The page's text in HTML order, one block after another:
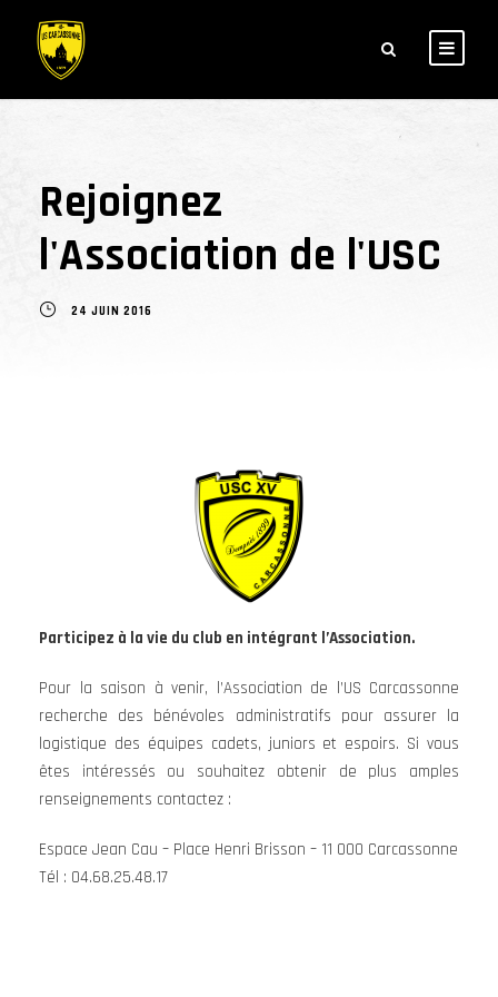
Rejoignez
l'Association de l'USC
24 JUIN 2016
Participez à la vie du club en intégrant l’Association.
Pour la saison à venir, l’Association de l’US Carcassonne
recherche des bénévoles administratifs pour assurer la
logistique des équipes cadets, juniors et espoirs. Si vous
êtes intéressés ou souhaitez obtenir de plus amples
renseignements contactez :
Espace Jean Cau – Place Henri Brisson – 11 000 Carcassonne
Tél : 04.68.25.48.17